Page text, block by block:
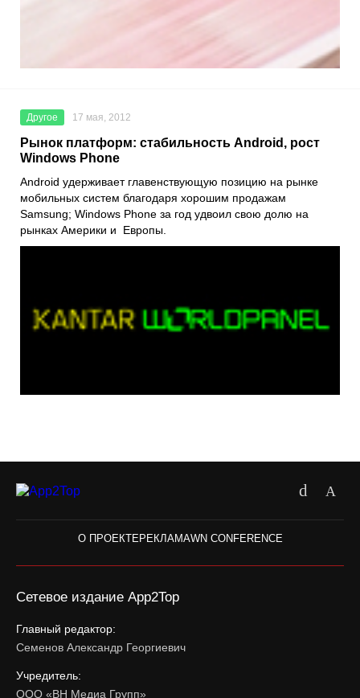
Другое 17 мая, 2012
Рынок платформ: стабильность Android, рост
Windows Phone
Android удерживает главенствующую позицию на рынке
мобильных систем благодаря хорошим продажам
Samsung; Windows Phone за год удвоил свою долю на
рынках Америки и Европы.
О ПРОЕКТЕРЕКЛАМАWN CONFERENCE
Сетевое издание App2Top
Главный редактор:
Семенов Александр Георгиевич
Учредитель:
ООО «ВН Медиа Групп»